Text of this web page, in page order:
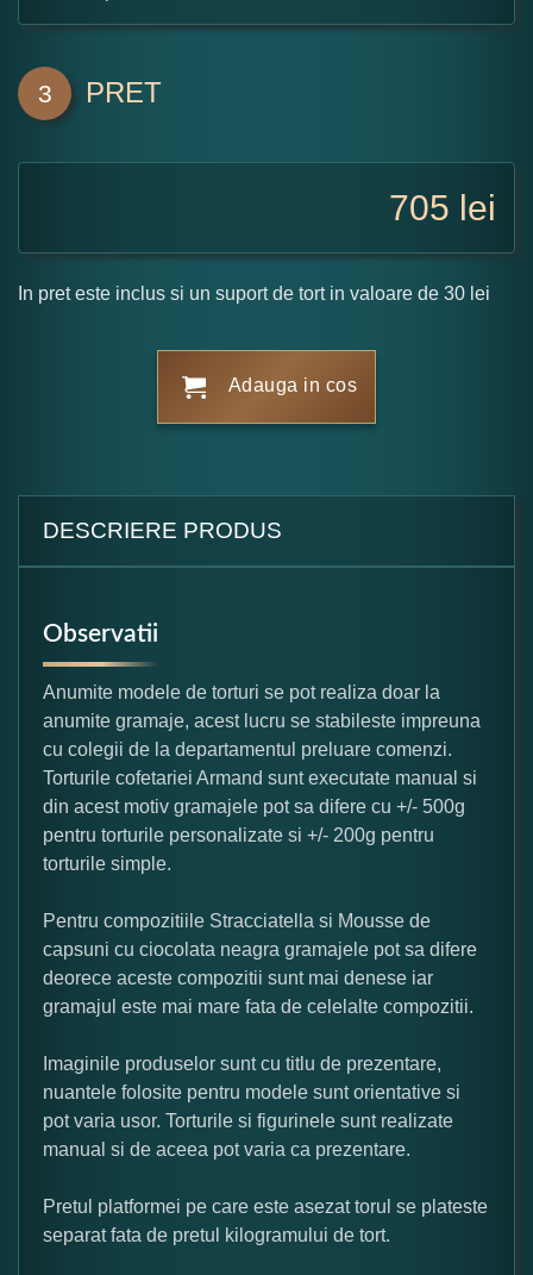
3 PRET
705 lei
In pret este inclus si un suport de tort in valoare de 30 lei
Adauga in cos
DESCRIERE PRODUS
Observatii
Anumite modele de torturi se pot realiza doar la
anumite gramaje, acest lucru se stabileste impreuna
cu colegii de la departamentul preluare comenzi.
Torturile cofetariei Armand sunt executate manual si
din acest motiv gramajele pot sa difere cu +/- 500g
pentru torturile personalizate si +/- 200g pentru
torturile simple.
Pentru compozitiile Stracciatella si Mousse de
capsuni cu ciocolata neagra gramajele pot sa difere
deorece aceste compozitii sunt mai denese iar
gramajul este mai mare fata de celelalte compozitii.
Imaginile produselor sunt cu titlu de prezentare,
nuantele folosite pentru modele sunt orientative si
pot varia usor. Torturile si figurinele sunt realizate
manual si de aceea pot varia ca prezentare.
Pretul platformei pe care este asezat torul se plateste
separat fata de pretul kilogramului de tort.